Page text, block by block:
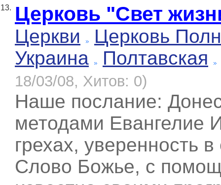
13. Церковь "Свет
Церкви
Церковь
Украина
Полтавская
18/03/08, Хитов: 0)
Наше послание:
методами Евангелие
грехах, уверенность
Слово Божье, с